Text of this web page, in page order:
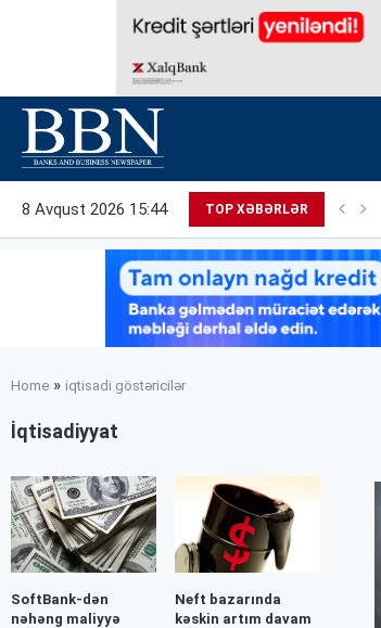
8 Avqust 2026 15:44 TOP XƏBƏRLƏR
Home » iqtisadi göstəricilər
İqtisadiyyat
SoftBank-dən
nəhəng maliyyə
Neft bazarında
kəskin artım davam